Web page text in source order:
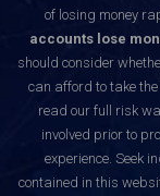
of losing money
accounts lose
should consider
can afford to take
read our full risk
involved prior to
experience. Seek
contained in this